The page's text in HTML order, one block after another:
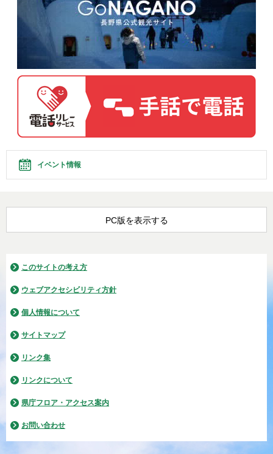
イベント情報
PC版を表示する
このサイトの考え方
ウェブアクセシビリティ方針
個人情報について
サイトマップ
リンク集
リンクについて
県庁フロア・アクセス案内
お問い合わせ